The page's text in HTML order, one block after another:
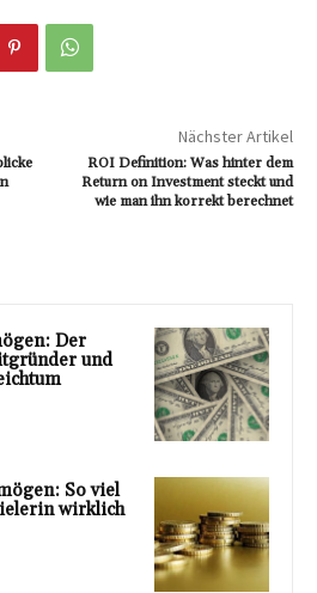
Nächster Artikel
ROI Definition: Was hinter dem
Return on Investment steckt und
wie man ihn korrekt berechnet
Der
und
So viel
wirklich